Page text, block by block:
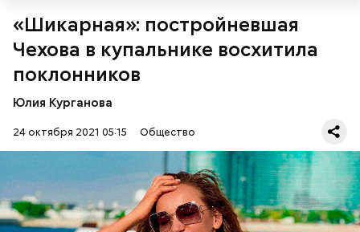
«Шикарная»: постройневшая
Чехова в купальнике восхитила
поклонников
Юлия Курганова
24 октября 2021 05:15 Общество